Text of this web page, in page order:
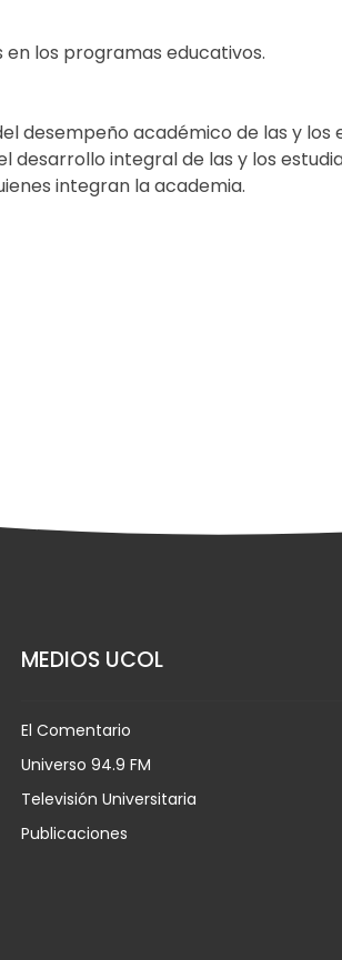
los programas educativos.
desempeño académico de las y los
integral de las y los
integran la academia.
MEDIOS UCOL
El Comentario
Universo 94.9 FM
Televisión Universitaria
Publicaciones